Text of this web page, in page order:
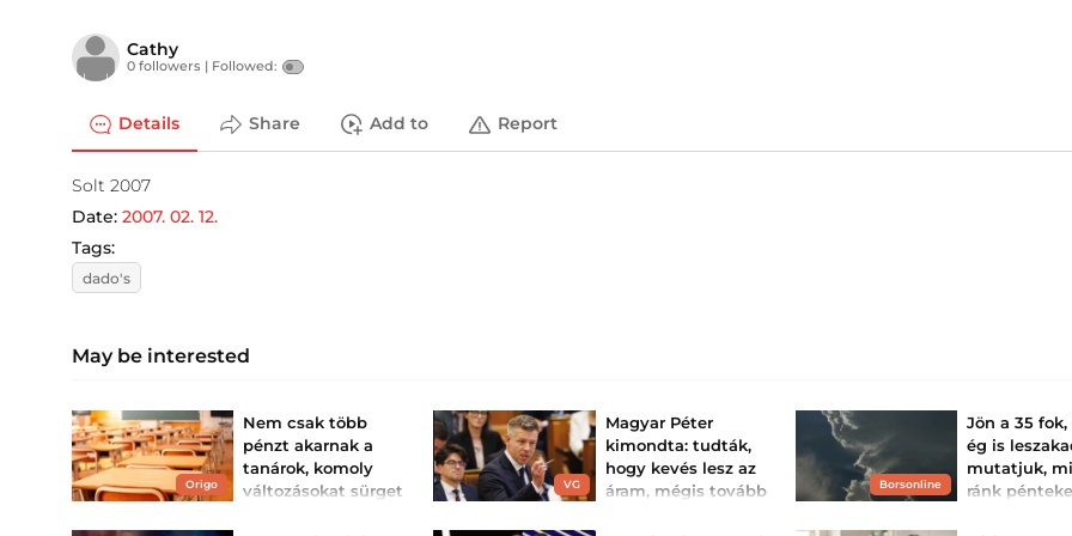
Cathy
0 followers | Followed:
Details Share Add to Report
Solt 2007
Date: 2007. 02. 12.
Tags:
dado's
May be interested
Origo
Nem csak több
pénzt akarnak a
tanárok, komoly
változásokat sürget
VG
Magyar Péter
kimondta: tudták,
hogy kevés lesz az
áram, mégis tovább
Borsonline
Jön a 35 fok,
ég is
mutatjuk,
ránk